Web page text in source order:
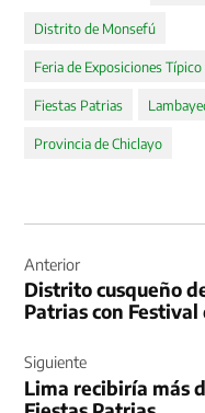
Distrito de Monsefú
Feria de Exposiciones
Fiestas Patrias
Provincia de Chiclayo
de
entradas
Anterior
Distrito cusqueño
Patrias con
Siguiente
Lima recibiría más